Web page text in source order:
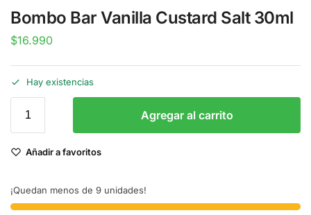
Bombo Bar Vanilla Custard Salt 30ml
$16.990
Hay existencias
Agregar al carrito
Añadir a favoritos
¡Quedan menos de 9 unidades!